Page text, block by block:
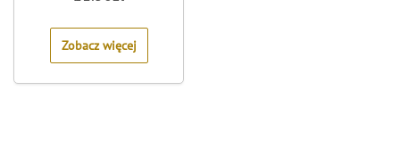
out
5
Zobacz więcej